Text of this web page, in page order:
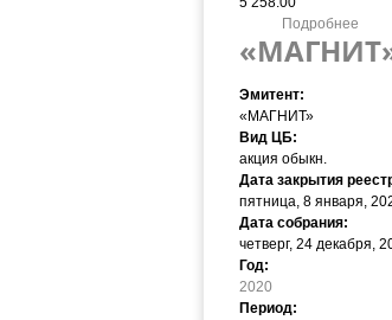
Подробнее
Эмитент:
«МАГНИТ»
Вид ЦБ:
акция обыкн.
Дата закрытия
пятница, 8 января,
Дата собрания:
четверг, 24 декабря,
Год:
2020
Период: